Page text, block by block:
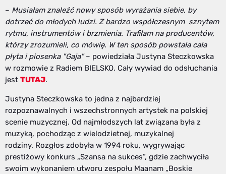
– Musiałam znaleźć nowy sposób wyrażania siebie, by
dotrzeć do młodych ludzi. Z bardzo współczesnym sznytem
rytmu, instrumentów i brzmienia. Trafiłam na producentów,
którzy zrozumieli, co mówię. W ten sposób powstała cała
płyta i piosenka "Gaja"– powiedziała Justyna Steczkowska
w rozmowie z Radiem BIELSKO. Cały wywiad do odsłuchania
jest TUTAJ.
Justyna Steczkowska to jedna z najbardziej
rozpoznawalnych i wszechstronnych artystek na polskiej
scenie muzycznej. Od najmłodszych lat związana była z
muzyką, pochodząc z wielodzietnej, muzykalnej
rodziny. Rozgłos zdobyła w 1994 roku, wygrywając
prestiżowy konkurs „Szansa na sukces”, gdzie zachwyciła
swoim wykonaniem utworu zespołu Maanam „Boskie